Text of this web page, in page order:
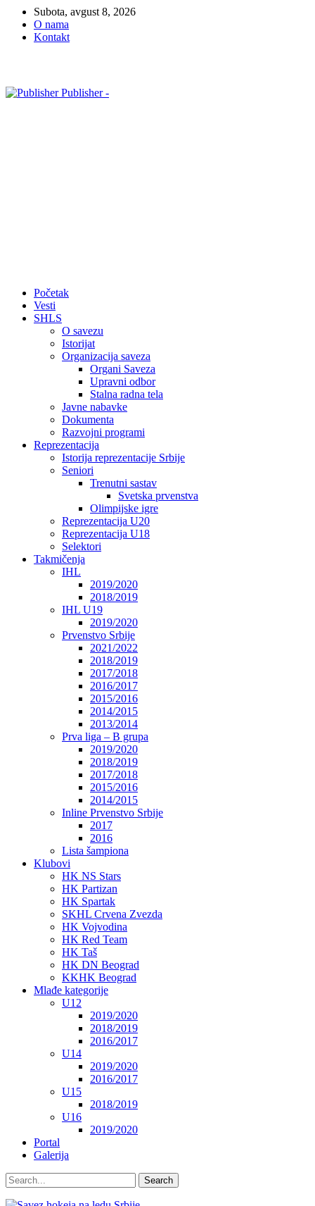
Subota, avgust 8, 2026
O nama
Kontakt
Publisher -
Početak
Vesti
SHLS
O savezu
Istorijat
Organizacija saveza
Organi Saveza
Upravni odbor
Stalna radna tela
Javne nabavke
Dokumenta
Razvojni programi
Reprezentacija
Istorija reprezentacije Srbije
Seniori
Trenutni sastav
Svetska prvenstva
Olimpijske igre
Reprezentacija U20
Reprezentacija U18
Selektori
Takmičenja
IHL
2019/2020
2018/2019
IHL U19
2019/2020
Prvenstvo Srbije
2021/2022
2018/2019
2017/2018
2016/2017
2015/2016
2014/2015
2013/2014
Prva liga – B grupa
2019/2020
2018/2019
2017/2018
2015/2016
2014/2015
Inline Prvenstvo Srbije
2017
2016
Lista šampiona
Klubovi
HK NS Stars
HK Partizan
HK Spartak
SKHL Crvena Zvezda
HK Vojvodina
HK Red Team
HK Taš
HK DN Beograd
KKHK Beograd
Mlađe kategorije
U12
2019/2020
2018/2019
2016/2017
U14
2019/2020
2016/2017
U15
2018/2019
U16
2019/2020
Portal
Galerija